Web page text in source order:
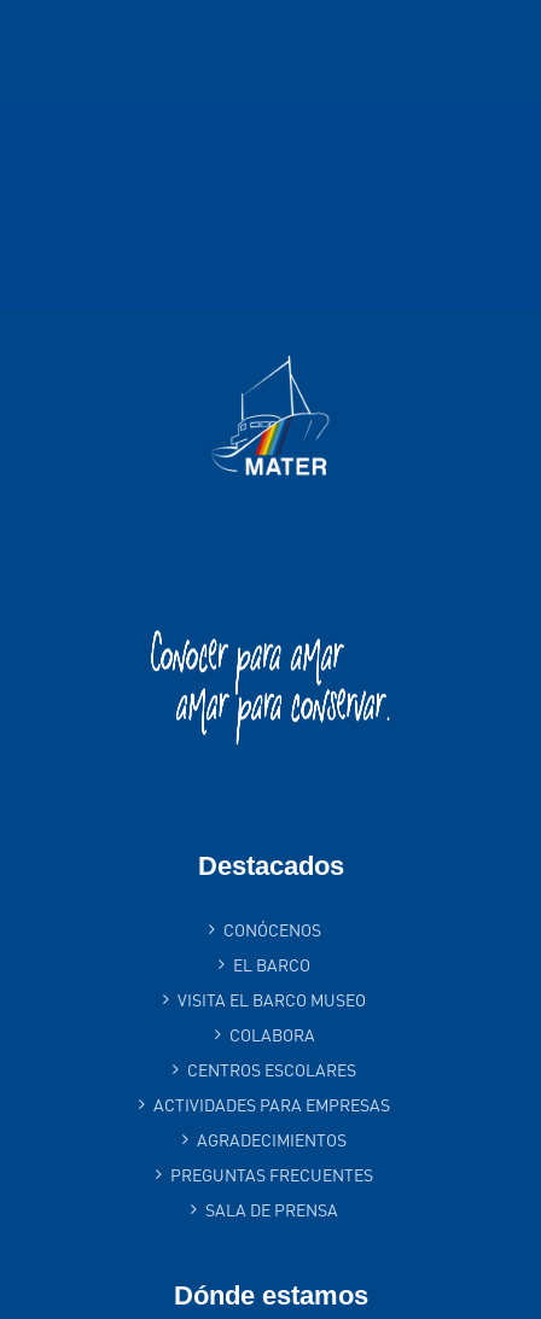
Destacados
CONÓCENOS
EL BARCO
VISITA EL BARCO MUSEO
COLABORA
CENTROS ESCOLARES
ACTIVIDADES PARA EMPRESAS
AGRADECIMIENTOS
PREGUNTAS FRECUENTES
SALA DE PRENSA
Dónde estamos